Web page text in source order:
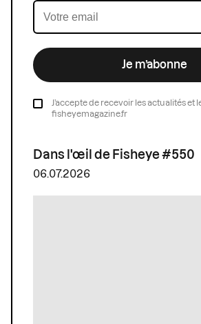
Je m’abonne
J’accepte de recevoir les actualités et
fisheyemagazine.fr
Dans l'œil de Fisheye #550
06.07.2026